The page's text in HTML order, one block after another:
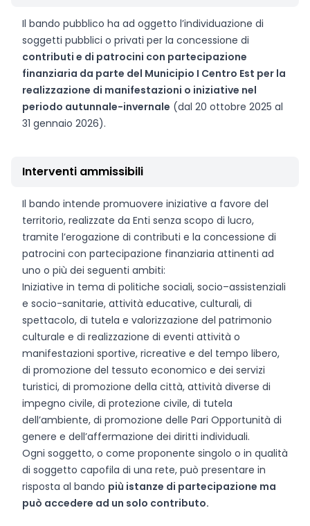
Il bando pubblico ha ad oggetto l’individuazione di
soggetti pubblici o privati per la concessione di
contributi e di patrocini con partecipazione
finanziaria da parte del Municipio I Centro Est per la
realizzazione di manifestazioni o iniziative nel
periodo autunnale-invernale (dal 20 ottobre 2025 al
31 gennaio 2026).
Interventi ammissibili
Il bando intende promuovere iniziative a favore del
territorio, realizzate da Enti senza scopo di lucro,
tramite l’erogazione di contributi e la concessione di
patrocini con partecipazione finanziaria attinenti ad
uno o più dei seguenti ambiti:
Iniziative in tema di politiche sociali, socio–assistenziali
e socio-sanitarie, attività educative, culturali, di
spettacolo, di tutela e valorizzazione del patrimonio
culturale e di realizzazione di eventi attività o
manifestazioni sportive, ricreative e del tempo libero,
di promozione del tessuto economico e dei servizi
turistici, di promozione della città, attività diverse di
impegno civile, di protezione civile, di tutela
dell’ambiente, di promozione delle Pari Opportunità di
genere e dell’affermazione dei diritti individuali.
Ogni soggetto, o come proponente singolo o in qualità
di soggetto capofila di una rete, può presentare in
risposta al bando più istanze di partecipazione ma
può accedere ad un solo contributo.